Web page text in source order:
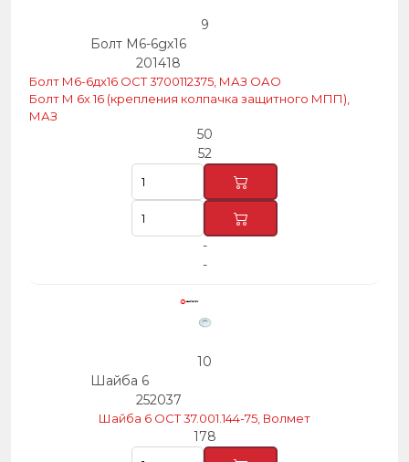
9
Болт М6-6gх16
201418
Болт М6-6дх16 ОСТ 3700112375, МАЗ ОАО
Болт М 6х 16 (крепления колпачка защитного МПП),
МАЗ
50
52
-
-
10
Шайба 6
252037
Шайба 6 ОСТ 37.001.144-75, Волмет
178